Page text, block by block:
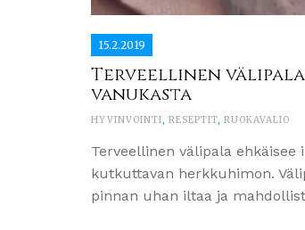
15.2.2019
Terveellinen
vanukasta
HYVINVOINTI, RESEPTIT, RUOKAVALIO
Terveellinen välipala
kutkuttavan herkkuhimon.
pinnan uhan iltaa ja